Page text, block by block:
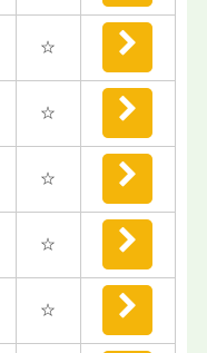
☆
☆
☆
☆
☆